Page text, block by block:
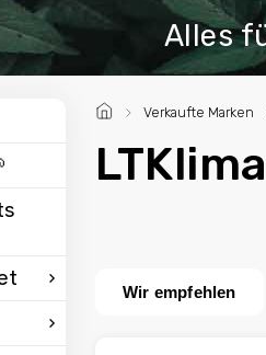
/ Verkaufte Marken
LTKlima
Wir empfehlen